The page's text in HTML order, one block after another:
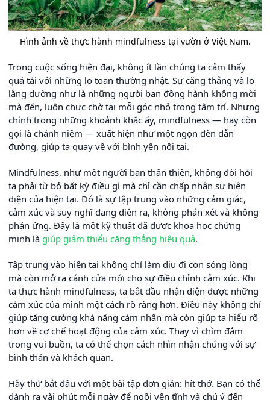
Hình ảnh về thực hành mindfulness tại vườn ở Việt Nam.
Trong cuộc sống hiện đại, không ít lần chúng ta cảm thấy
quá tải với những lo toan thường nhật. Sự căng thẳng và lo
lắng dường như là những người bạn đồng hành không mời
mà đến, luôn chực chờ tại mỗi góc nhỏ trong tâm trí. Nhưng
chính trong những khoảnh khắc ấy, mindfulness — hay còn
gọi là chánh niệm — xuất hiện như một ngọn đèn dẫn
đường, giúp ta quay về với bình yên nội tại.
Mindfulness, như một người bạn thân thiện, không đòi hỏi
ta phải từ bỏ bất kỳ điều gì mà chỉ cần chấp nhận sự hiện
diện của hiện tại. Đó là sự tập trung vào những cảm giác,
cảm xúc và suy nghĩ đang diễn ra, không phán xét và không
phản ứng. Đây là một kỹ thuật đã được khoa học chứng
minh là giúp giảm thiểu căng thẳng hiệu quả.
Tập trung vào hiện tại không chỉ làm dịu đi cơn sóng lòng
mà còn mở ra cánh cửa mới cho sự điều chỉnh cảm xúc. Khi
ta thực hành mindfulness, ta bắt đầu nhận diện được những
cảm xúc của mình một cách rõ ràng hơn. Điều này không chỉ
giúp tăng cường khả năng cảm nhận mà còn giúp ta hiểu rõ
hơn về cơ chế hoạt động của cảm xúc. Thay vì chìm đắm
trong vui buồn, ta có thể chọn cách nhìn nhận chúng với sự
bình thản và khách quan.
Hãy thử bắt đầu với một bài tập đơn giản: hít thở. Bạn có thể
dành ra vài phút mỗi ngày để ngồi yên tĩnh và chú ý đến